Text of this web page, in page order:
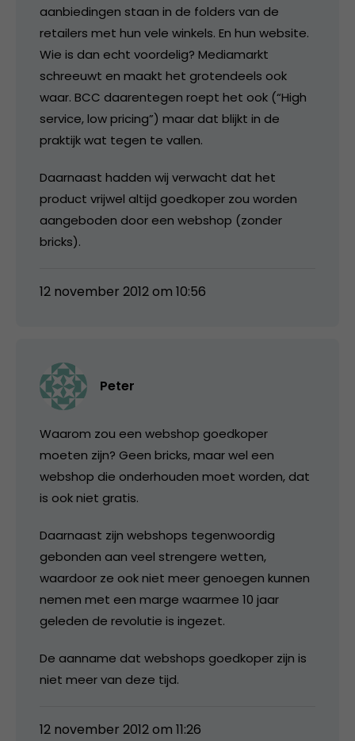
aanbiedingen staan in de folders van de
retailers met hun vele winkels. En hun website.
Wie is dan echt voordelig? Mediamarkt
schreeuwt en maakt het grotendeels ook
waar. BCC daarentegen roept het ook (“High
service, low pricing”) maar dat blijkt in de
praktijk wat tegen te vallen.
Daarnaast hadden wij verwacht dat het
product vrijwel altijd goedkoper zou worden
aangeboden door een webshop (zonder
bricks).
12 november 2012 om 10:56
Peter
Waarom zou een webshop goedkoper
moeten zijn? Geen bricks, maar wel een
webshop die onderhouden moet worden, dat
is ook niet gratis.
Daarnaast zijn webshops tegenwoordig
gebonden aan veel strengere wetten,
waardoor ze ook niet meer genoegen kunnen
nemen met een marge waarmee 10 jaar
geleden de revolutie is ingezet.
De aanname dat webshops goedkoper zijn is
niet meer van deze tijd.
12 november 2012 om 11:26